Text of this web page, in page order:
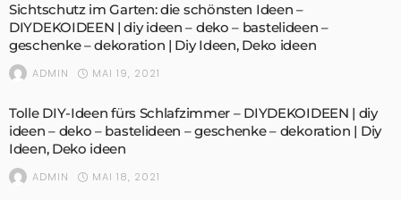
Sichtschutz im Garten: die schönsten Ideen –
DIYDEKOIDEEN | diy ideen – deko – bastelideen –
geschenke – dekoration | Diy Ideen, Deko ideen
ADMIN MAI 19, 2021
Tolle DIY-Ideen fürs Schlafzimmer – DIYDEKOIDEEN | diy
ideen – deko – bastelideen – geschenke – dekoration | Diy
Ideen, Deko ideen
ADMIN MAI 18, 2021